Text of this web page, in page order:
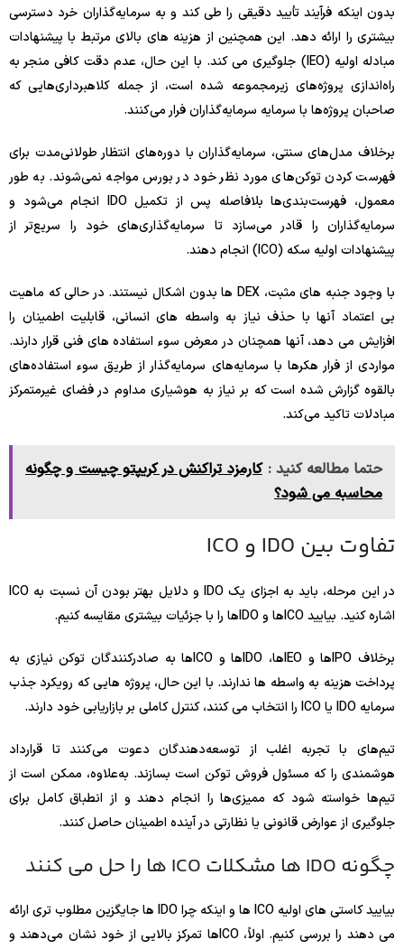
بدون اینکه فرآیند تأیید دقیقی را طی کند و به سرمایه‌گذاران خرد دسترسی
بیشتری را ارائه دهد. این همچنین از هزینه های بالای مرتبط با پیشنهادات
مبادله اولیه (IEO) جلوگیری می کند. با این حال، عدم دقت کافی منجر به
راه‌اندازی پروژه‌های زیرمجموعه شده است، از جمله کلاهبرداری‌هایی که
صاحبان پروژه‌ها با سرمایه سرمایه‌گذاران فرار می‌کنند.
برخلاف مدل‌های سنتی، سرمایه‌گذاران با دوره‌های انتظار طولانی‌مدت برای
فهرست کردن توکن‌های مورد نظر خود در بورس مواجه نمی‌شوند. به طور
معمول، فهرست‌بندی‌ها بلافاصله پس از تکمیل IDO انجام می‌شود و
سرمایه‌گذاران را قادر می‌سازد تا سرمایه‌گذاری‌های خود را سریع‌تر از
پیشنهادات اولیه سکه (ICO) انجام دهند.
با وجود جنبه های مثبت، DEX ها بدون اشکال نیستند. در حالی که ماهیت
بی اعتماد آنها با حذف نیاز به واسطه های انسانی، قابلیت اطمینان را
افزایش می دهد، آنها همچنان در معرض سوء استفاده های فنی قرار دارند.
مواردی از فرار هکرها با سرمایه‌های سرمایه‌گذار از طریق سوء استفاده‌های
بالقوه گزارش شده است که بر نیاز به هوشیاری مداوم در فضای غیرمتمرکز
مبادلات تاکید می‌کند.
حتما مطالعه کنید : کارمزد تراکنش در کریپتو چیست و چگونه
محاسبه می شود؟
تفاوت بین IDO و ICO
در این مرحله، باید به اجزای یک IDO و دلایل بهتر بودن آن نسبت به ICO
اشاره کنید. بیایید ICOها و IDOها را با جزئیات بیشتری مقایسه کنیم.
برخلاف IPOها و IEOها، IDOها و ICOها به صادرکنندگان توکن نیازی به
پرداخت هزینه به واسطه ها ندارند. با این حال، پروژه هایی که رویکرد جذب
سرمایه IDO یا ICO را انتخاب می کنند، کنترل کاملی بر بازاریابی خود دارند.
تیم‌های با تجربه اغلب از توسعه‌دهندگان دعوت می‌کنند تا قرارداد
هوشمندی را که مسئول فروش توکن است بسازند. به‌علاوه، ممکن است از
تیم‌ها خواسته شود که ممیزی‌ها را انجام دهند و از انطباق کامل برای
جلوگیری از عوارض قانونی یا نظارتی در آینده اطمینان حاصل کنند.
چگونه IDO ها مشکلات ICO ها را حل می کنند
بیایید کاستی های اولیه ICO ها و اینکه چرا IDO ها جایگزین مطلوب تری ارائه
می دهند را بررسی کنیم. اولاً، ICOها تمرکز بالایی از خود نشان می‌دهند و